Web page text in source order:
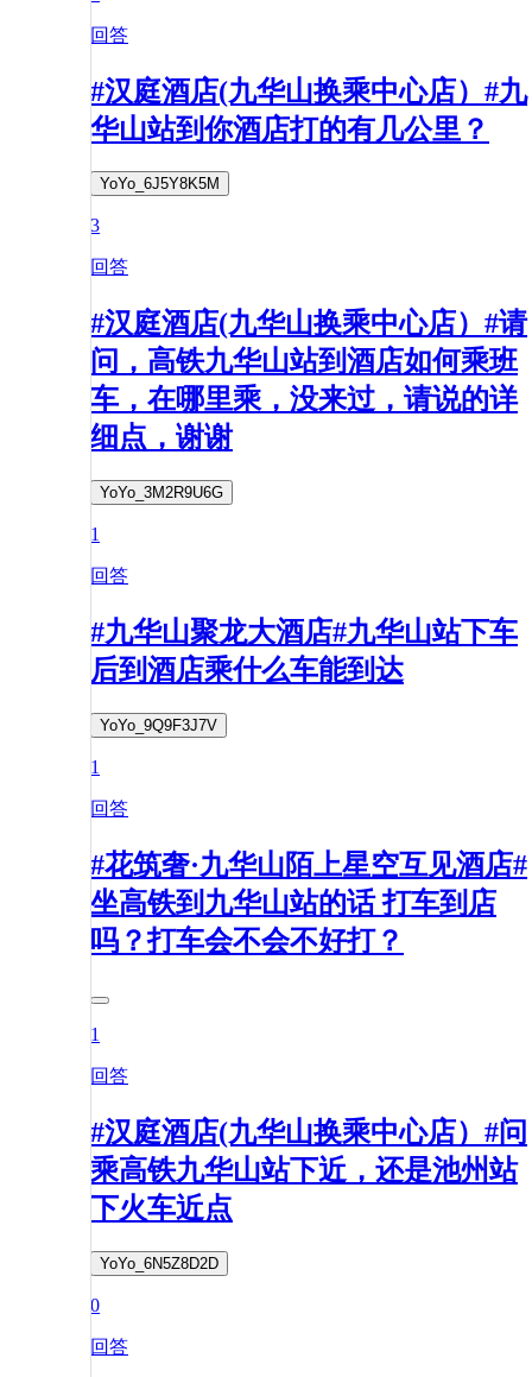
回答
#汉庭酒店(九华山换乘中心店）#九
华山站到你酒店打的有几公里？
YoYo_6J5Y8K5M
3
回答
#汉庭酒店(九华山换乘中心店）#请
问，高铁九华山站到酒店如何乘班
车，在哪里乘，没来过，请说的详
细点，谢谢
YoYo_3M2R9U6G
1
回答
#九华山聚龙大酒店#九华山站下车
后到酒店乘什么车能到达
YoYo_9Q9F3J7V
1
回答
#花筑奢·九华山陌上星空互见酒店#
坐高铁到九华山站的话 打车到店
吗？打车会不会不好打？
1
回答
#汉庭酒店(九华山换乘中心店）#问
乘高铁九华山站下近，还是池州站
下火车近点
YoYo_6N5Z8D2D
0
回答